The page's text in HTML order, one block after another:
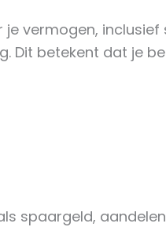
vermogen,
Dit betekent dat je
spaargeld,